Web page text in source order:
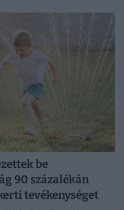
be
90 százalékán
tevékenységet